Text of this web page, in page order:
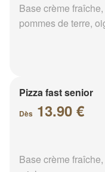
Base crème
pommes de terre,
Pizza fast senior
Dès 13.90 €
Base crème